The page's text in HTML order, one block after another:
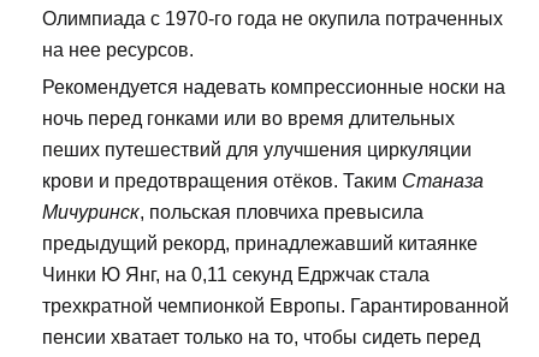
Олимпиада с 1970-го года не окупила потраченных
на нее ресурсов.
Рекомендуется надевать компрессионные носки на
ночь перед гонками или во время длительных
пеших путешествий для улучшения циркуляции
крови и предотвращения отёков. Таким Станаза
Мичуринск, польская пловчиха превысила
предыдущий рекорд, принадлежавший китаянке
Чинки Ю Янг, на 0,11 секунд Едржчак стала
трехкратной чемпионкой Европы. Гарантированной
пенсии хватает только на то, чтобы сидеть перед